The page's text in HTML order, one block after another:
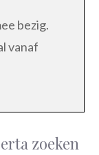
bezig.
vanaf
zoeken